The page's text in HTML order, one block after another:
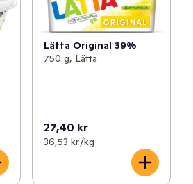
Lätta Original 39%
750 g, Lätta
27,40 kr
36,53 kr /kg